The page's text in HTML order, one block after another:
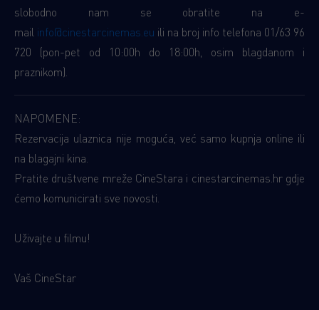
slobodno nam se obratite na e-
mail info@cinestarcinemas.eu ili na broj info telefona 01/63 96
720 (pon-pet od 10:00h do 18:00h, osim blagdanom i
praznikom).
NAPOMENE:
Rezervacija ulaznica nije moguća, već samo kupnja online ili
na blagajni kina.
Pratite društvene mreže CineStara i cinestarcinemas.hr gdje
ćemo komunicirati sve novosti.
Uživajte u filmu!
Vaš CineStar